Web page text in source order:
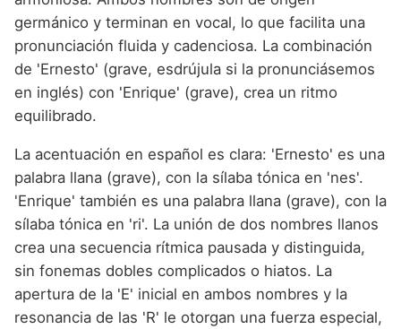
germánico y terminan en vocal, lo que facilita una
pronunciación fluida y cadenciosa. La combinación
de 'Ernesto' (grave, esdrújula si la pronunciásemos
en inglés) con 'Enrique' (grave), crea un ritmo
equilibrado.
La acentuación en español es clara: 'Ernesto' es una
palabra llana (grave), con la sílaba tónica en 'nes'.
'Enrique' también es una palabra llana (grave), con la
sílaba tónica en 'ri'. La unión de dos nombres llanos
crea una secuencia rítmica pausada y distinguida,
sin fonemas dobles complicados o hiatos. La
apertura de la 'E' inicial en ambos nombres y la
resonancia de las 'R' le otorgan una fuerza especial,